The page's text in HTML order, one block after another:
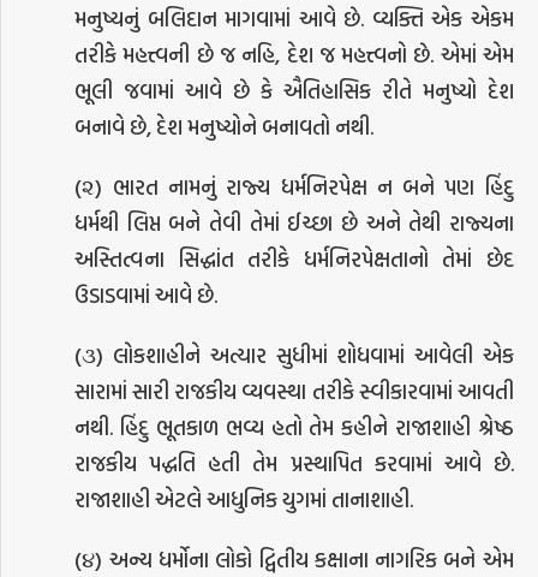
મનુષ્યનું બલિદાન માગવામાં આવે છે. વ્યક્તિ એક એકમ
તરીકે મહત્ત્વની છે જ નહિ, દેશ જ મહત્ત્વનો છે. એમાં એમ
ભૂલી જવામાં આવે છે કે ઐતિહાસિક રીતે મનુષ્યો દેશ
બનાવે છે, દેશ મનુષ્યોને બનાવતો નથી.
(૨) ભારત નામનું રાજ્ય ધર્મનિરપેક્ષ ન બને પણ હિંદુ
ધર્મથી લિપ્ત બને તેવી તેમાં ઈચ્છા છે અને તેથી રાજ્યના
અસ્તિત્વના સિદ્ધાંત તરીકે ધર્મનિરપેક્ષતાનો તેમાં છેદ
ઉડાડવામાં આવે છે.
(૩) લોકશાહીને અત્યાર સુધીમાં શોધવામાં આવેલી એક
સારામાં સારી રાજકીય વ્યવસ્થા તરીકે સ્વીકારવામાં આવતી
નથી. હિંદુ ભૂતકાળ ભવ્ય હતો તેમ કહીને રાજાશાહી શ્રેષ્ઠ
રાજકીય પદ્ધતિ હતી તેમ પ્રસ્થાપિત કરવામાં આવે છે.
રાજાશાહી એટલે આધુનિક યુગમાં તાનાશાહી.
(૪) અન્ય ધર્મોના લોકો દ્વિતીય કક્ષાના નાગરિક બને એમ